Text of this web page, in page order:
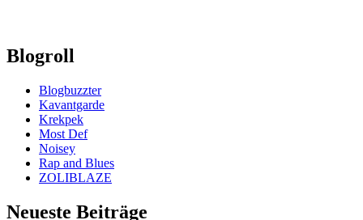
Blogroll
Blogbuzzter
Kavantgarde
Krekpek
Most Def
Noisey
Rap and Blues
ZOLIBLAZE
Neueste Beiträge